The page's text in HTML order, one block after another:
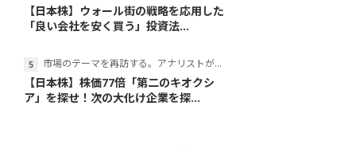
【日本株】ウォール街の戦略を応用した
「良い会社を安く買う」投資法...
市場のテーマを再訪する。アナリストが読み解くテーマの本質
【日本株】株価77倍「第二のキオクシ
ア」を探せ！次の大化け企業を探...